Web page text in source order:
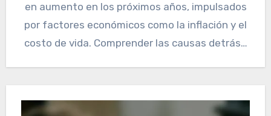
en aumento en los próximos años, impulsados
por factores económicos como la inflación y el
costo de vida. Comprender las causas detrás…